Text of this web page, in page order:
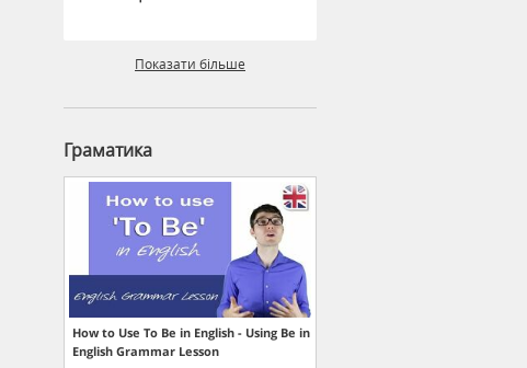
Показати більше
Граматика
How to Use To Be in English - Using Be in
English Grammar Lesson